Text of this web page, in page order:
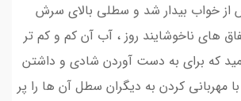
از خواب بیدار شد و سطلی بالای سرش
های ناخوشایند روز ، آب آن کم و کم تر
که برای به دست آوردن شادی و داشتن
مهربانی کردن به دیگران سطل آن ها را پر